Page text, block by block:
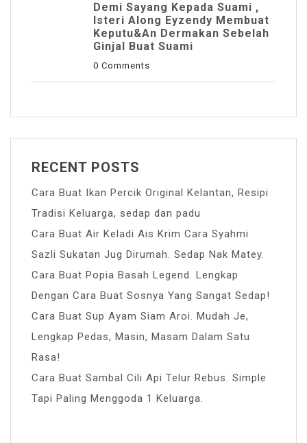
Demi Sayang Kepada Suami ,
Isteri Along Eyzendy Membuat
Keputu&an Dermakan Sebelah
Ginjal Buat Suami
0 Comments
RECENT POSTS
Cara Buat Ikan Percik Original Kelantan, Resipi
Tradisi Keluarga, sedap dan padu
Cara Buat Air Keladi Ais Krim Cara Syahmi
Sazli Sukatan Jug Dirumah. Sedap Nak Matey.
Cara Buat Popia Basah Legend. Lengkap
Dengan Cara Buat Sosnya Yang Sangat Sedap!
Cara Buat Sup Ayam Siam Aroi. Mudah Je,
Lengkap Pedas, Masin, Masam Dalam Satu
Rasa!
Cara Buat Sambal Cili Api Telur Rebus. Simple
Tapi Paling Menggoda 1 Keluarga.